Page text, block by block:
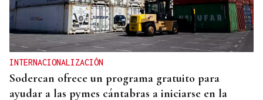
INTERNACIONALIZACIÓN
Sodercan ofrece un programa gratuito para
ayudar a las pymes cántabras a iniciarse en la